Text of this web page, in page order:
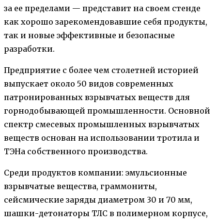
за ее пределами — представит на своем стенде
как хорошо зарекомендовавшие себя продукты,
так и новые эффективные и безопасные
разработки.
Предприятие с более чем столетней историей
выпускает около 50 видов современных
патронированных взрывчатых веществ для
горнодобывающей промышленности. Основной
спектр смесевых промышленных взрывчатых
веществ основан на использовании тротила и
ТЭНа собственного производства.
Среди продуктов компании: эмульсионные
взрывчатые вещества, граммониты,
сейсмические заряды диаметром 30 и 70 мм,
шашки-детонаторы ТЛС в полимерном корпусе,